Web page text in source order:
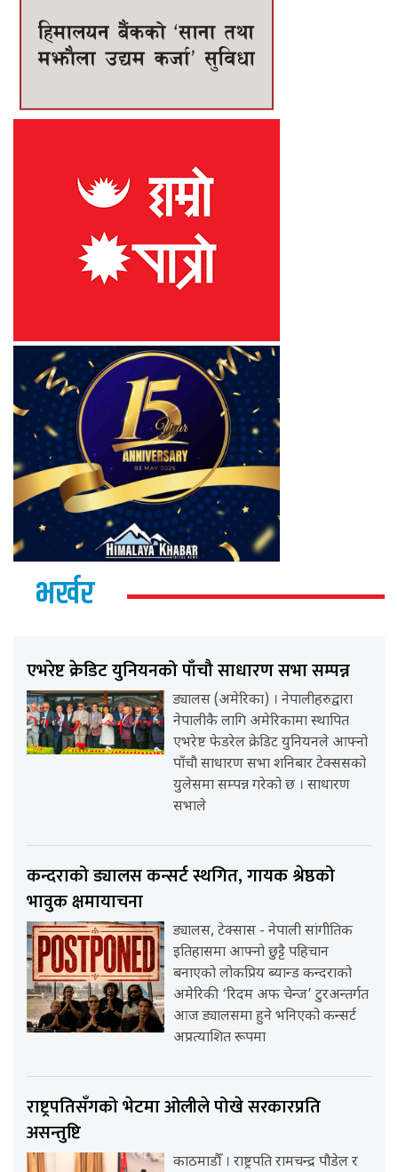
भर्खर
एभरेष्ट क्रेडिट युनियनको पाँचौ साधारण सभा सम्पन्न
ड्यालस (अमेरिका) । नेपालीहरुद्वारा
नेपालीकै लागि अमेरिकामा स्थापित
एभरेष्ट फेडरेल क्रेडिट युनियनले आफ्नो
पाँचौ साधारण सभा शनिबार टेक्ससको
युलेसमा सम्पन्न गरेको छ । साधारण
सभाले
कन्दराको ड्यालस कन्सर्ट स्थगित, गायक श्रेष्ठको
भावुक क्षमायाचना
ड्यालस, टेक्सास - नेपाली सांगीतिक
इतिहासमा आफ्नो छुट्टै पहिचान
बनाएको लोकप्रिय ब्यान्ड कन्दराको
अमेरिकी ‘रिदम अफ चेन्ज’ टुरअन्तर्गत
आज ड्यालसमा हुने भनिएको कन्सर्ट
अप्रत्याशित रूपमा
राष्ट्रपतिसँगको भेटमा ओलीले पोखे सरकारप्रति
असन्तुष्टि
काठमाडौँ । राष्ट्रपति रामचन्द्र पौडेल र